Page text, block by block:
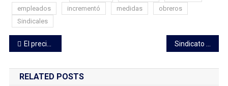
Paros
empleados
incrementó medidas
obreros
Sindicales
Navegación
de
El precio del cordero mejoró un récord de 14 años y el de la carne ovina sigue por las nubes
RELATED POSTS